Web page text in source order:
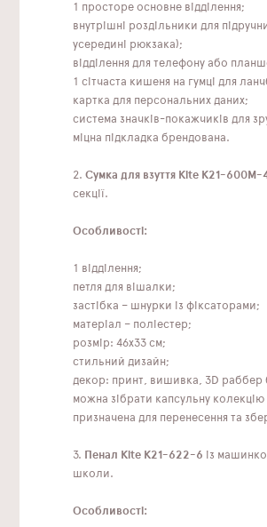
1 просторе основне відділення;
внутрішні роздільники для
усередині рюкзака);
відділення для телефону або
1 сітчаста кишеня на гумці для
картка для персональних даних;
система значків-покажчиків для
міцна підкладка брендована.
2. Сумка для взуття Kite K21-
секції.
Особливості:
1 відділення;
петля для вішалки;
застібка – шнурки із фіксаторами;
матеріал – поліестер;
розмір: 46x33 см;
стильний дизайн;
декор: принт, вишивка, 3D раббер
можна зібрати капсульну
призначена для перенесення та
3. Пенал Kite K21-622-6 із
школи.
Особливості: